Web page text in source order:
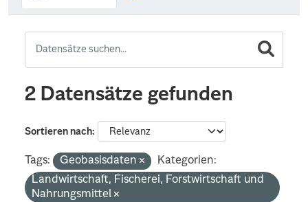
2 Datensätze gefunden
Sortieren nach
Tags: Geobasisdaten
Kategorien:
Landwirtschaft, Fischerei, Forstwirtschaft und
Nahrungsmittel